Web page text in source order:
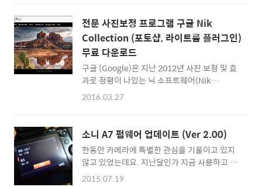
S23 울트라가 뭔가 포샵이 된 것처럼 화사하게
잘 ..
하지 않습니다"라는 알림이 뜨기 일쑤입니다.
^^ 사용하는 앱이 그리 많지 않아 거의 모든 용
량이 사진에 집중되어있음에도 말이죠. 그런데
이런 저의 사진사랑에 더욱 불을 지핀 아이템이
있습니다. 아이폰6/6s 또는 아이폰6/6s Plus
의 카메라에 클립형태로 끼워 더욱 멋진 사진을
찍을 수 있도록 해주는 올로클립 액티브 렌즈
(Olloclip Active Lens) 입니다. 올로클립 액티
OlloClip Acti..
전문 사진보정 프로그램 구글 Nik
Collection (포토샵, 라이트룸 플러그인)
무료 다운로드
구글 (Google)은 지난 2012년 사진 보정 및 효
과로 정평이 나있는 닉 소프트웨어(Nik
Software)를 인수했는데요. 2016년 3월 25일
가에 판매되던 사진 이미지 효과 소프트웨어인
데... 2013년 한차례 가격인하(149$)를 한 뒤
2016년에는 무료로 누구나 다운로드를 할 수
있게 만드는군요. 포토샵(Photoshop) 또는 라
이트룸(Lightroom) 그리고 애퍼처(Aperture)
2016.03.27
소니 A7 펌웨어 업데이트 (Ver 2.00)
한동안 카메라에 특별한 관심을 기울이고 있지
않고 있었는데요. 지난달인가 지금 사용하고 있
는 풀프레임 미러리스 카메라 소니 A7 펌웨어가
2015.07.19